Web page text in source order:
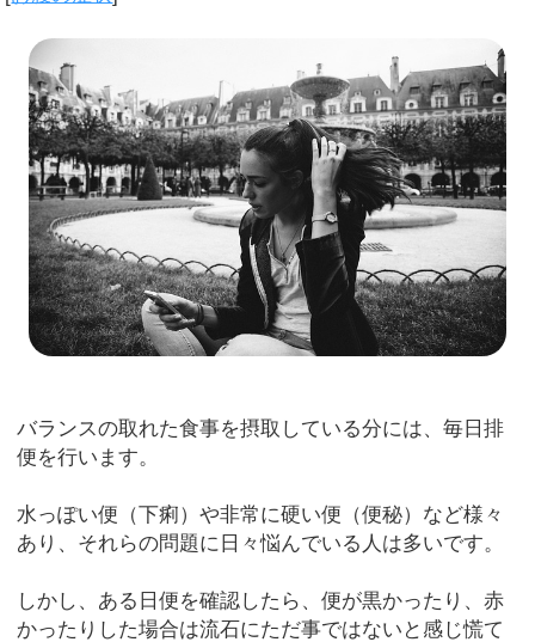
バランスの取れた食事を摂取している分には、毎日排
便を行います。
水っぽい便（下痢）や非常に硬い便（便秘）など様々
あり、それらの問題に日々悩んでいる人は多いです。
しかし、ある日便を確認したら、便が黒かったり、赤
かったりした場合は流石にただ事ではないと感じ慌て